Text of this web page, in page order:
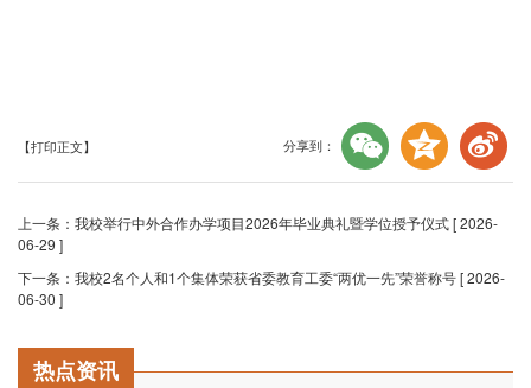
【打印正文】 分享到：
上一条： 我校举行中外合作办学项目2026年毕业典礼暨学位授予仪式[ 2026-
06-29 ]
下一条： 我校2名个人和1个集体荣获省委教育工委“两优一先”荣誉称号[ 2026-
06-30 ]
热点资讯